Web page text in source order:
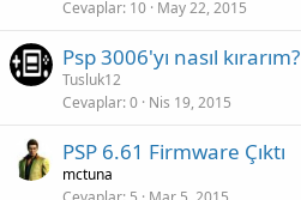
Cevaplar 10 May 22, 2015
Psp 3006'yı nasıl kırarım?
Tusluk12
Cevaplar 0 Nis 19, 2015
PSP 6.61 Firmware Çıktı
mctuna